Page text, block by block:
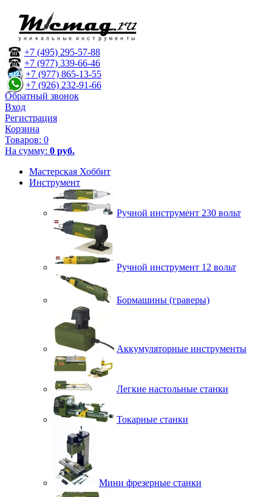
+7 (495) 295-57-88
+7 (977) 339-66-46
+7 (977) 865-13-55
+7 (926) 232-91-66
Обратный звонок
Вход
Регистрация
Корзина
Товаров: 0
На сумму: 0 руб.
Мастерская Хоббит
Инструмент
Ручной инструмент 230 вольт
Ручной инструмент 12 вольт
Бормашины (граверы)
Аккумуляторные инструменты
Легкие настольные станки
Токарные станки
Мини фрезерные станки